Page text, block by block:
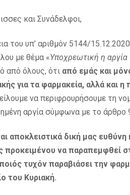
και Συνάδελφοι,
του υπ’ αριθμόν 5144/
με θέμα «Υποχρεωτική η αργία
από όλους, ότι από εμάς και
για τα φαρμακεία, αλλά και
να περιφρουρήσουμε τη
αργία σύμφωνα με το άρθρο
δική μας ευθύνη
προκειμένου να παραπεμφθεί
τυχόν παραβιάσει την
του Κυριακή.